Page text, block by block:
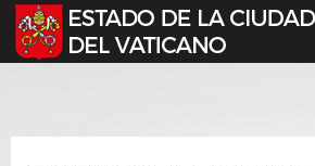
Seleccione su idioma